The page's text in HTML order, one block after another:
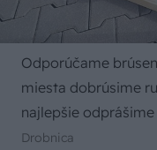
Odporúčame
miesta dobrúsime
najlepšie
Drobnica